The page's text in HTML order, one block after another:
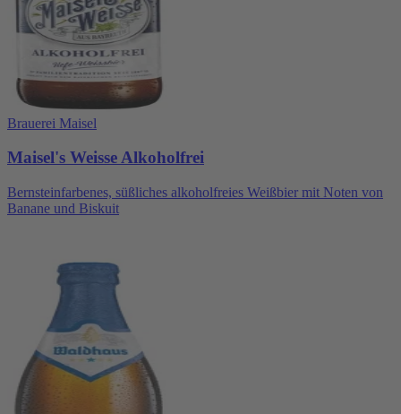
Brauerei Maisel
Maisel's Weisse Alkoholfrei
Bernsteinfarbenes, süßliches alkoholfreies Weißbier mit Noten von
Banane und Biskuit